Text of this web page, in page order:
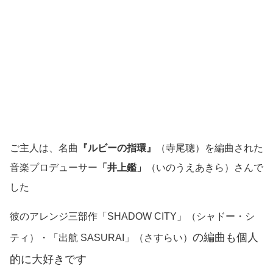
ご主人は、名曲 『ルビーの指環』
（寺尾聰）を編曲された
音楽プロデューサー 「井上鑑」 （いのうえあきら）
さんで
した
彼のアレンジ三部作「SHADOW CITY」 （シャドー・シ
ティ） ・「出航 SASURAI」 （さすらい） の編曲も個人
的に大好きです